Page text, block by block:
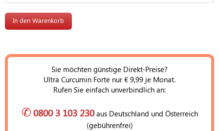
Sie möchten günstige Direkt-Preise?
Ultra Curcumin Forte nur € 9,99 je Monat.
Rufen Sie einfach unverbindlich an:
✆0800 3 103 230aus Deutschland und Österreich
(gebührenfrei)